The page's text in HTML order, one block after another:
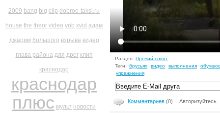
2009 bang big clip dobroe-taksi.ru
house the theor video vob xvid адам
джарим большого взрыва видео
глава района для дрег клип
краснодар
краснодар
плюс мульт новости
Раздел: Прочий спорт
Теги: брусьях видео выполнения
упражнения
Комментариев (0) Авторизуйтесь